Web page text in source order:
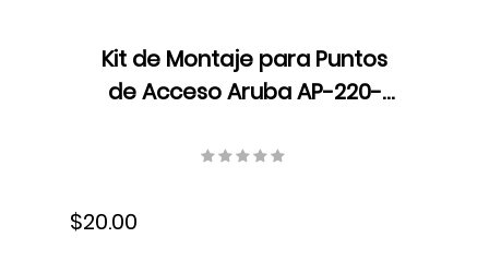
Kit de Montaje para Puntos
de Acceso Aruba AP-220-
AP214/AP215/AP224/AP225/AP228/
$20.00